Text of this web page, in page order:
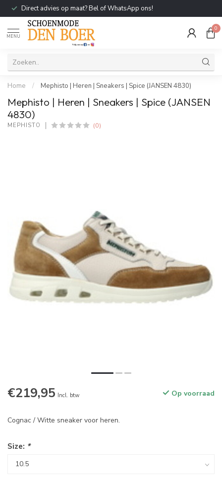
Direct advies op maat? Bel of WhatsApp ons!
MENU
0
Home / Mephisto | Heren | Sneakers | Spice (JANSEN 4830)
Mephisto | Heren | Sneakers | Spice (JANSEN
4830)
MEPHISTO (0)
€219,95 Incl. btw Op voorraad
Cognac / Witte sneaker voor heren.
Size: *